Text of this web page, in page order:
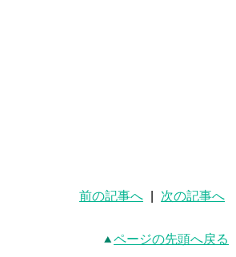
前の記事へ 次の記事へ
ページの先頭へ戻る